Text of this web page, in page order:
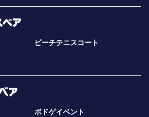
ビーチテニスコート
ボドゲイベント